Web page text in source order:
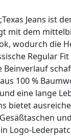
Jeans ist
mit dem
wodurch die
Regular
100 %
eine lange
bietet
Logo-